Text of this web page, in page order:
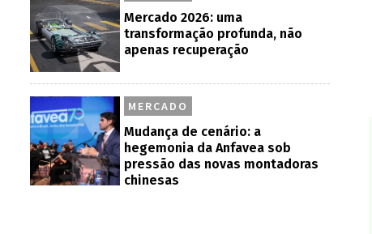
Mercado 2026: uma
transformação profunda, não
apenas recuperação
MERCADO
Mudança de cenário: a
hegemonia da Anfavea sob
pressão das novas montadoras
chinesas